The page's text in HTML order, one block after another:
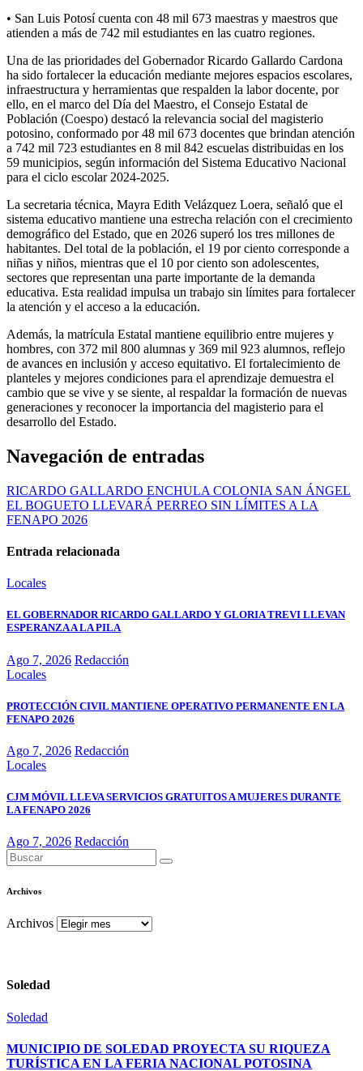
• San Luis Potosí cuenta con 48 mil 673 maestras y maestros que
atienden a más de 742 mil estudiantes en las cuatro regiones.
Una de las prioridades del Gobernador Ricardo Gallardo Cardona
ha sido fortalecer la educación mediante mejores espacios escolares,
infraestructura y herramientas que respalden la labor docente, por
ello, en el marco del Día del Maestro, el Consejo Estatal de
Población (Coespo) destacó la relevancia social del magisterio
potosino, conformado por 48 mil 673 docentes que brindan atención
a 742 mil 723 estudiantes en 8 mil 842 escuelas distribuidas en los
59 municipios, según información del Sistema Educativo Nacional
para el ciclo escolar 2024-2025.
La secretaria técnica, Mayra Edith Velázquez Loera, señaló que el
sistema educativo mantiene una estrecha relación con el crecimiento
demográfico del Estado, que en 2026 superó los tres millones de
habitantes. Del total de la población, el 19 por ciento corresponde a
niñas y niños, mientras que el 10 por ciento son adolescentes,
sectores que representan una parte importante de la demanda
educativa. Esta realidad impulsa un trabajo sin límites para fortalecer
la atención y el acceso a la educación.
Además, la matrícula Estatal mantiene equilibrio entre mujeres y
hombres, con 372 mil 800 alumnas y 369 mil 923 alumnos, reflejo
de avances en inclusión y acceso equitativo. El fortalecimiento de
planteles y mejores condiciones para el aprendizaje demuestra el
cambio que se vive y se siente, al respaldar la formación de nuevas
generaciones y reconocer la importancia del magisterio para el
desarrollo del Estado.
Navegación de entradas
RICARDO GALLARDO ENCHULA COLONIA SAN ÁNGEL
EL BOGUETO LLEVARÁ PERREO SIN LÍMITES A LA
FENAPO 2026
Entrada relacionada
Locales
EL GOBERNADOR RICARDO GALLARDO Y GLORIA TREVI LLEVAN
ESPERANZA A LA PILA
Ago 7, 2026 Redacción
Locales
PROTECCIÓN CIVIL MANTIENE OPERATIVO PERMANENTE EN LA
FENAPO 2026
Ago 7, 2026 Redacción
Locales
CJM MÓVIL LLEVA SERVICIOS GRATUITOS A MUJERES DURANTE
LA FENAPO 2026
Ago 7, 2026 Redacción
Archivos
Archivos
Soledad
Soledad
MUNICIPIO DE SOLEDAD PROYECTA SU RIQUEZA
TURÍSTICA EN LA FERIA NACIONAL POTOSINA